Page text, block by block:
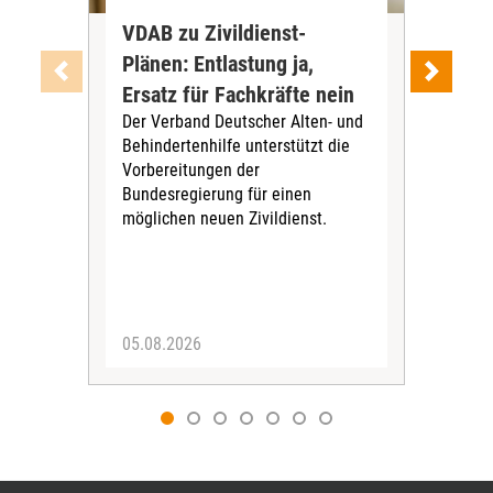
VDAB zu Zivildienst-
Plänen: Entlastung ja,
Ersatz für Fachkräfte nein
Der Verband Deutscher Alten- und
Behindertenhilfe unterstützt die
Vorbereitungen der
Bundesregierung für einen
möglichen neuen Zivildienst.
05.08.2026